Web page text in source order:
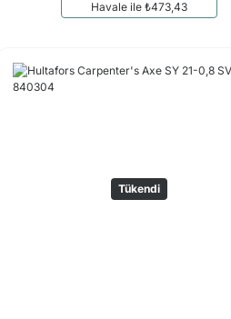
Havale ile ₺473,43
Tükendi